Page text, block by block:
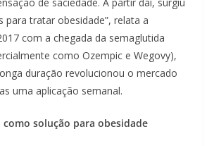
de saciedade. A partir daí, surgiu
para tratar obesidade”, relata a
com a chegada da semaglutida
como Ozempic e Wegovy),
duração revolucionou o mercado
uma aplicação semanal.
solução para obesidade